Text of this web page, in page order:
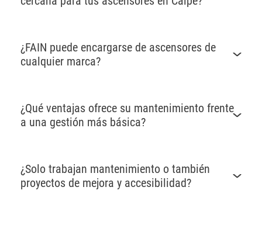
¿FAIN puede encargarse de ascensores de
cualquier marca?
¿Qué ventajas ofrece su mantenimiento frente
a una gestión más básica?
¿Solo trabajan mantenimiento o también
proyectos de mejora y accesibilidad?